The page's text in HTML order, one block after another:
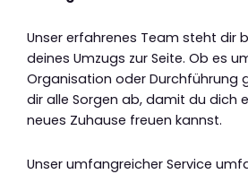
Unser erfahrenes Team steht dir
deines Umzugs zur Seite. Ob es
Organisation oder Durchführung
dir alle Sorgen ab, damit du dich
neues Zuhause freuen kannst.
Unser umfangreicher Service